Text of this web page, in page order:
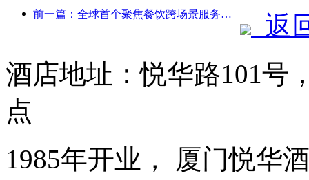
前一篇：全球首个聚焦餐饮跨场景服务的人形机器人发布
返
酒店地址：悦华路101号
点
1985年开业， 厦门悦